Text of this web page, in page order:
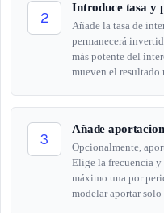
2
Introduce tasa y
Añade la tasa de
permanecerá
más potente del
mueven el resultado
3
Añade
Opcionalmente,
Elige la frecuencia y
máximo una por
modelar aportar